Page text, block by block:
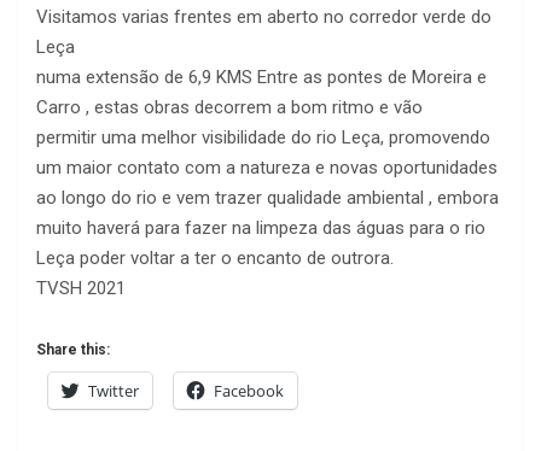
Visitamos varias frentes em aberto no corredor verde do
Leça
numa extensão de 6,9 KMS Entre as pontes de Moreira e
Carro , estas obras decorrem a bom ritmo e vão
permitir uma melhor visibilidade do rio Leça, promovendo
um maior contato com a natureza e novas oportunidades
ao longo do rio e vem trazer qualidade ambiental , embora
muito haverá para fazer na limpeza das águas para o rio
Leça poder voltar a ter o encanto de outrora.
TVSH 2021
Share this:
Twitter Facebook